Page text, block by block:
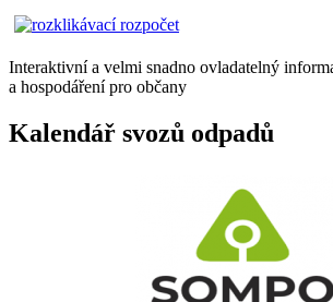
Interaktivní a velmi snadno ovladatelný
a hospodáření pro občany
Kalendář svozů odpadů